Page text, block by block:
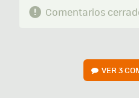
Comentarios
VER3